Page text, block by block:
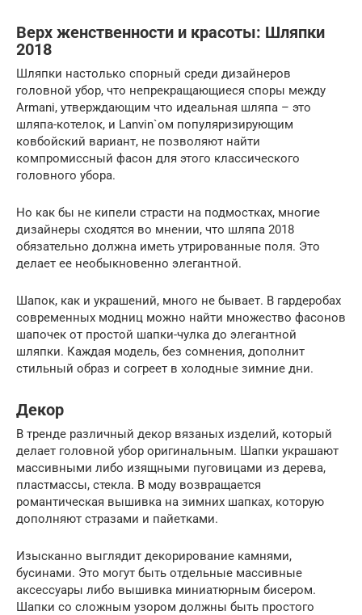
Верх женственности и красоты: Шляпки
2018
Шляпки настолько спорный среди дизайнеров
головной убор, что непрекращающиеся споры между
Armani, утверждающим что идеальная шляпа – это
шляпа-котелок, и Lanvin`ом популяризирующим
ковбойский вариант, не позволяют найти
компромиссный фасон для этого классического
головного убора.
Но как бы не кипели страсти на подмостках, многие
дизайнеры сходятся во мнении, что шляпа 2018
обязательно должна иметь утрированные поля. Это
делает ее необыкновенно элегантной.
Шапок, как и украшений, много не бывает. В гардеробах
современных модниц можно найти множество фасонов
шапочек от простой шапки-чулка до элегантной
шляпки. Каждая модель, без сомнения, дополнит
стильный образ и согреет в холодные зимние дни.
Декор
В тренде различный декор вязаных изделий, который
делает головной убор оригинальным. Шапки украшают
массивными либо изящными пуговицами из дерева,
пластмассы, стекла. В моду возвращается
романтическая вышивка на зимних шапках, которую
дополняют стразами и пайетками.
Изысканно выглядит декорирование камнями,
бусинами. Это могут быть отдельные массивные
аксессуары либо вышивка миниатюрным бисером.
Шапки со сложным узором должны быть простого